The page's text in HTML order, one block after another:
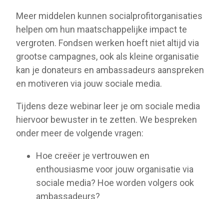
Meer middelen kunnen socialprofitorganisaties
helpen om hun maatschappelijke impact te
vergroten. Fondsen werken hoeft niet altijd via
grootse campagnes, ook als kleine organisatie
kan je donateurs en ambassadeurs aanspreken
en motiveren via jouw sociale media.
Tijdens deze webinar leer je om sociale media
hiervoor bewuster in te zetten. We bespreken
onder meer de volgende vragen:
Hoe creëer je vertrouwen en
enthousiasme voor jouw organisatie via
sociale media? Hoe worden volgers ook
ambassadeurs?